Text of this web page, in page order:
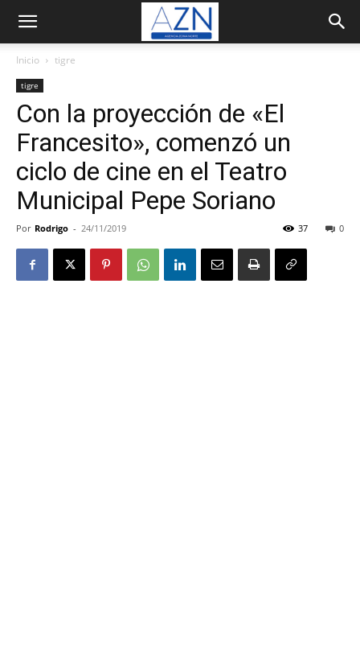
Inicio tigre
tigre
Con la proyección de «El
Francesito», comenzó un
ciclo de cine en el Teatro
Municipal Pepe Soriano
Por Rodrigo - 24/11/2019 0
37